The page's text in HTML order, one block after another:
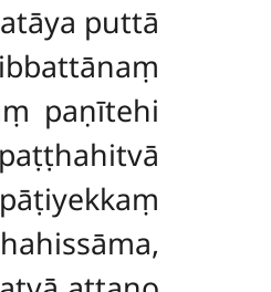
puttā
paṇītehi